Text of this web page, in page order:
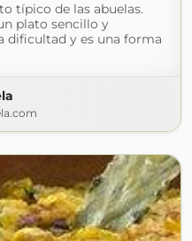
típico de las abuelas.
plato sencillo y
dificultad y es una forma